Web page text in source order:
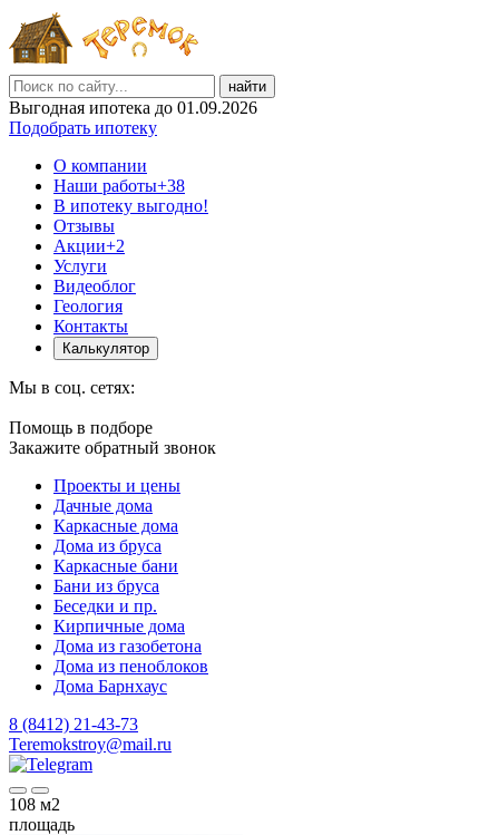
найти
Выгодная ипотека до 01.09.2026
Подобрать ипотеку
О компании
Наши работы+38
В ипотеку выгодно!
Отзывы
Акции+2
Услуги
Видеоблог
Геология
Контакты
Калькулятор
Мы в соц. сетях:
Помощь в подборе
Закажите обратный звонок
Проекты и цены
Дачные дома
Каркасные дома
Дома из бруса
Каркасные бани
Бани из бруса
Беседки и пр.
Кирпичные дома
Дома из газобетона
Дома из пеноблоков
Дома Барнхаус
8 (8412) 21-43-73
Teremokstroy@mail.ru
108 м2
площадь